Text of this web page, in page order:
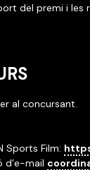
del premi i
al concursant.
Sports Film:
d’e-mail